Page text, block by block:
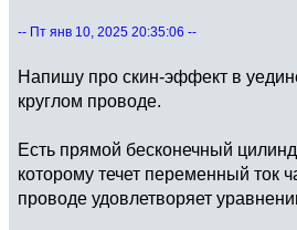
-- Пт янв 10, 2025 20:35:06 --
Напишу про скин-эффект в
круглом проводе.
Есть прямой бесконечный
которому течет переменный ток
проводе удовлетворяет